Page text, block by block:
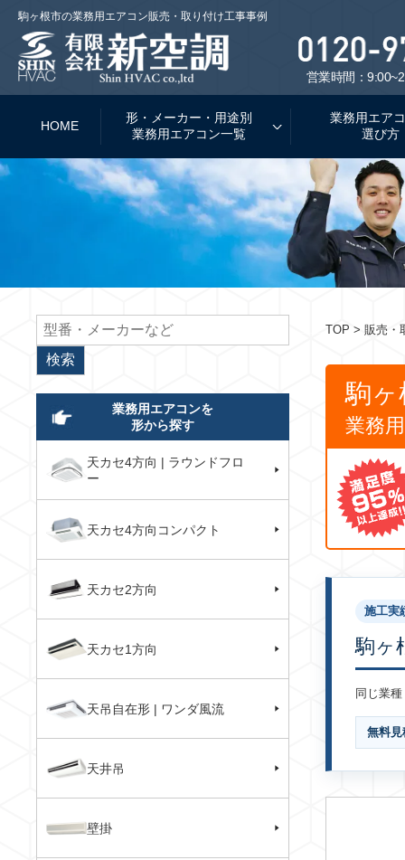
駒ヶ根市の業務用エアコン販売・取り付け工事事例
営業時間：
HOME
形・メーカー・用途別
業務用エアコン一覧
業務用エア
選び方
TOP > 販売・
駒ヶ
業務
施工実
駒ヶ
同じ業
無料見
業務用エアコンを
形から探す
天カセ4方向 | ラウンドフロ
ー
天カセ4方向コンパクト
天カセ2方向
天カセ1方向
天吊自在形 | ワンダ風流
天井吊
壁掛